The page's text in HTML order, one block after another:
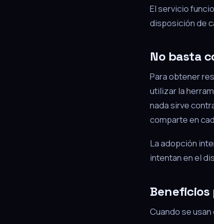
El servicio
disposición de
No basta
Para obtener
utilizar la
nada sirve
comparte en
La adopción
intentan en el
Cuando se